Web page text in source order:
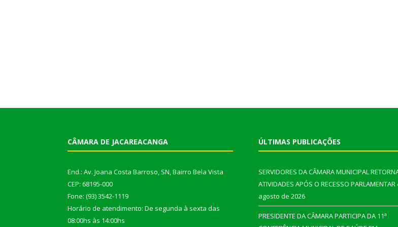
CÂMARA DE JACAREACANGA
End.: Av. Joana Costa Barroso, SN, Bairro Bela Vista
CEP: 68195-000
Fone: (93) 3542-1119
Horário de atendimento: De segunda à sexta das
08:00hs às 14:00hs
ÚLTIMAS PUBLICAÇÕES
SERVIDORES DA CÂMARA MUNICIPAL
ATIVIDADES APÓS O RECESSO PARLAMENTAR
agosto de 2026
PRESIDENTE DA CÂMARA PARTICIPA DA 11ª